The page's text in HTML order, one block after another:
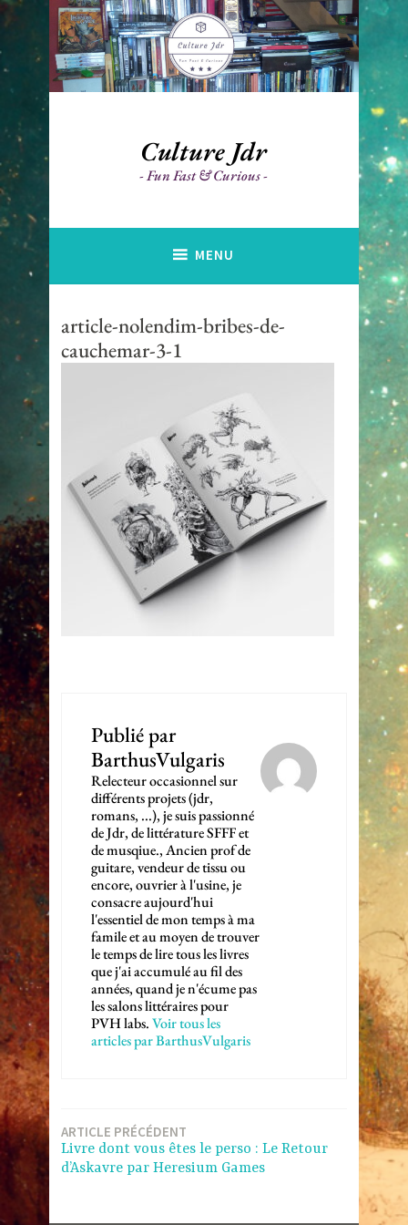
Accéder
au
contenu
principal
Culture Jdr
Fun Fast & Curious
MENU
article-nolendim-bribes-de-
cauchemar-3-1
Publié par
BarthusVulgaris
Relecteur occasionnel sur
différents projets (jdr,
romans, ...), je suis passionné
de Jdr, de littérature SFFF et
de musqiue., Ancien prof de
guitare, vendeur de tissu ou
encore, ouvrier à l'usine, je
consacre aujourd'hui
l'essentiel de mon temps à ma
famile et au moyen de trouver
le temps de lire tous les livres
que j'ai accumulé au fil des
années, quand je n'écume pas
les salons littéraires pour
PVH labs.Voir tous les
articles par BarthusVulgaris
Navigation
de
ARTICLE PRÉCÉDENT
Livre dont vous êtes le perso : Le Retour
d’Askavre par Heresium Games